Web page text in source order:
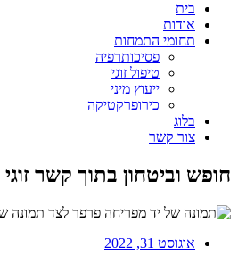
בית
אודות
תחומי התמחות
פסיכותרפיה
טיפול זוגי
ייעוץ מיני
כירופרקטיקה
בלוג
צור קשר
חופש וביטחון בתוך קשר זוגי
אוגוסט 31, 2022